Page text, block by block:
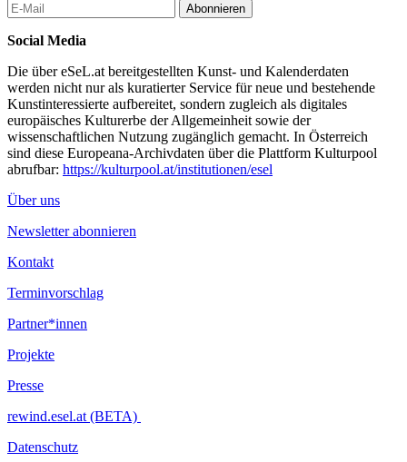
Abonnieren
Social Media
Die über eSeL.at bereitgestellten Kunst- und Kalenderdaten
werden nicht nur als kuratierter Service für neue und bestehende
Kunstinteressierte aufbereitet, sondern zugleich als digitales
europäisches Kulturerbe der Allgemeinheit sowie der
wissenschaftlichen Nutzung zugänglich gemacht. In Österreich
sind diese Europeana-Archivdaten über die Plattform Kulturpool
abrufbar: https://kulturpool.at/institutionen/esel
Über uns
Newsletter abonnieren
Kontakt
Terminvorschlag
Partner*innen
Projekte
Presse
rewind.esel.at (BETA)
Datenschutz